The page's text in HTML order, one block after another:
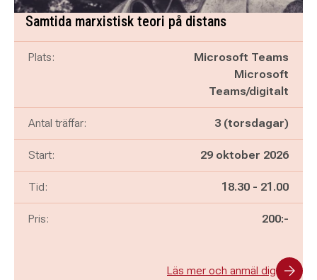
Samtida marxistisk teori på distans
Plats:
Microsoft Teams
Microsoft
Teams/digitalt
Antal träffar: 3 (torsdagar)
Start: 29 oktober 2026
Tid: Pågår mellan
18.30 - och
21.00
Pris: 200:-
Läs mer och anmäl dig